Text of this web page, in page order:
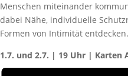
Menschen miteinander
dabei Nähe, individuelle
Formen von Intimität entdecken.
1.7. und 2.7. | 19 Uhr | Karten